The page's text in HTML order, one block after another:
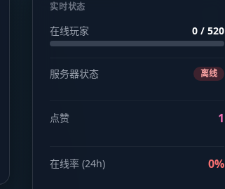
实时状态
在线玩家 0 / 520
服务器状态 离线
点赞 1
在线率 (24h) 0%